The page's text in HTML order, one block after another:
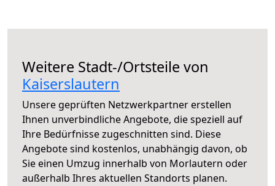
Weitere Stadt-/Ortsteile von
Kaiserslautern
Unsere geprüften Netzwerkpartner erstellen
Ihnen unverbindliche Angebote, die speziell auf
Ihre Bedürfnisse zugeschnitten sind. Diese
Angebote sind kostenlos, unabhängig davon, ob
Sie einen Umzug innerhalb von Morlautern oder
außerhalb Ihres aktuellen Standorts planen.